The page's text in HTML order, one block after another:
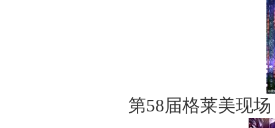
第58届格莱美现场